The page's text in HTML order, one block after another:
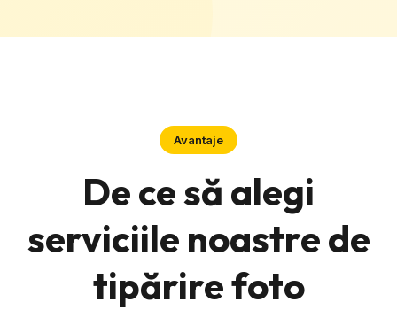
Avantaje
De ce să alegi
serviciile noastre de
tipărire foto